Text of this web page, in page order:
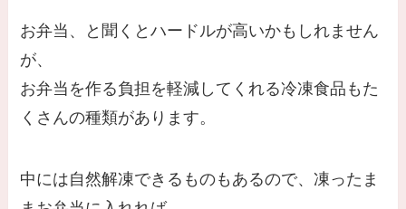
お弁当、と聞くとハードルが高いかもしれません
が、
お弁当を作る負担を軽減してくれる冷凍食品もた
くさんの種類があります。
中には自然解凍できるものもあるので、凍ったま